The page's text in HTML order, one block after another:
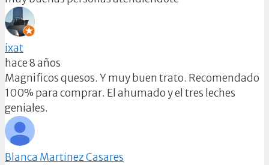
ixat
hace 8 años
Magnificos quesos. Y muy buen trato. Recomendado
100% para comprar. El ahumado y el tres leches
geniales.
Blanca Martinez Casares